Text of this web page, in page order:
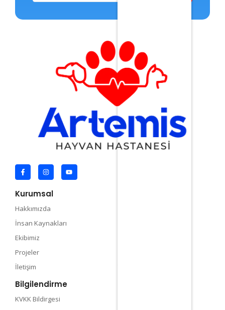
Kurumsal
Hakkımızda
İnsan Kaynakları
Ekibimiz
Projeler
İletişim
Bilgilendirme
KVKK Bildirgesi